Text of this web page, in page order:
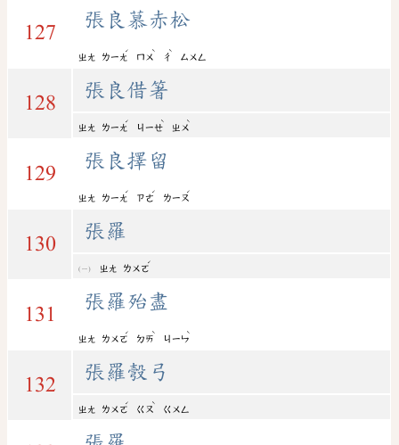
127
張良慕赤松
ㄓㄤ ㄌㄧㄤ
ˊ
ㄇㄨ
ˋ
ㄔ
ˋ
ㄙㄨㄥ
128
張良借箸
ㄓㄤ ㄌㄧㄤ
ˊ
ㄐㄧㄝ
ˋ
ㄓㄨ
ˋ
129
張良擇留
ㄓㄤ ㄌㄧㄤ
ˊ
ㄗㄜ
ˊ
ㄌㄧㄡ
ˊ
130
張羅
ㄓㄤ ㄌㄨㄛ
ˊ
131
張羅殆盡
ㄓㄤ ㄌㄨㄛ
ˊ
ㄉㄞ
ˋ
ㄐㄧㄣ
ˋ
132
張羅彀弓
ㄓㄤ ㄌㄨㄛ
ˊ
ㄍㄡ
ˋ
ㄍㄨㄥ